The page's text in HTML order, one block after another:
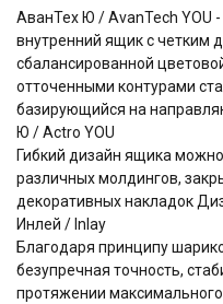
АванТех Ю / AvanTech YOU
внутренний ящик с четким
сбалансированной
отточенными контурами
базирующийся на
Ю / Actro YOU
Гибкий дизайн ящика
различных молдингов,
декоративных накладок
Инлей / Inlay
Благодаря принципу
безупречная точность,
протяжении